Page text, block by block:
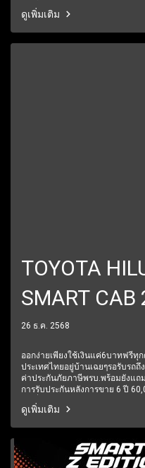
250 คัน
ดูเพิ่มเติม
TOYOTA
SMART CAB
(AB/ABS) ปี
ราคา
26 ธ.ค. 2568
ออกง่ายเพียงใช้เงินแค่6บาทฟรีทุ
ประเทศไทยอยู่บ้านเฉยๆรอรับร
ค่าประกันภัยภาษีพรบ.พร้อมยังแถ
การรับประกันหลังการขาย 6 ปี
250 คัน
ดูเพิ่มเติม